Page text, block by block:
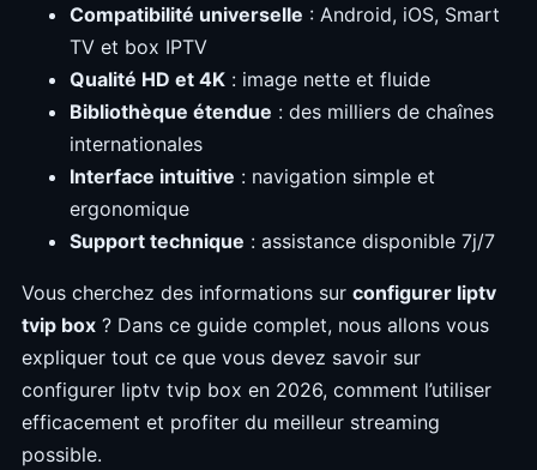
Compatibilité universelle : Android, iOS, Smart
TV et box IPTV
Qualité HD et 4K : image nette et fluide
Bibliothèque étendue : des milliers de chaînes
internationales
Interface intuitive : navigation simple et
ergonomique
Support technique : assistance disponible 7j/7
Vous cherchez des informations sur configurer liptv
tvip box ? Dans ce guide complet, nous allons vous
expliquer tout ce que vous devez savoir sur
configurer liptv tvip box en 2026, comment l’utiliser
efficacement et profiter du meilleur streaming
possible.